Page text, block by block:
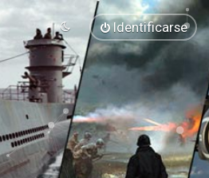
Identificarse